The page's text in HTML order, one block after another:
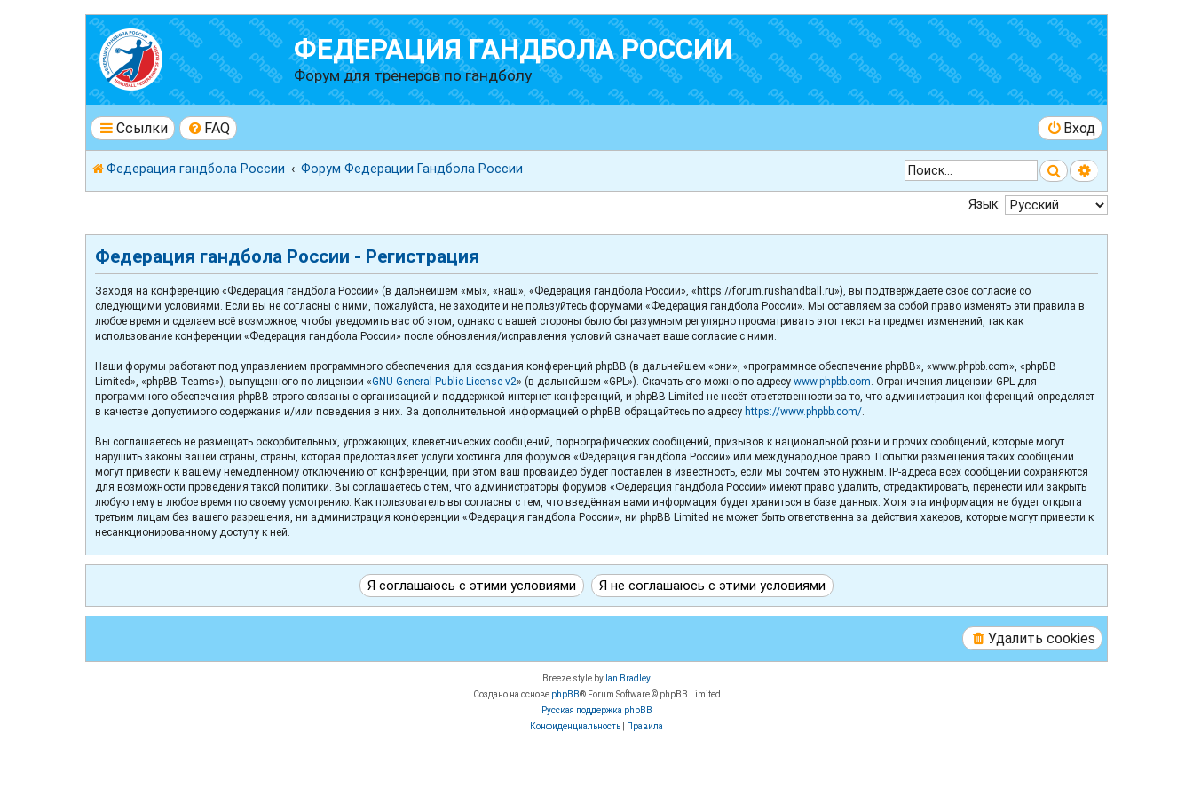
ФЕДЕРАЦИЯ ГАНДБОЛА РОССИИ
Форум для тренеров по гандболу
Ссылки FAQ Вход
Федерация гандбола России Форум Федерации Гандбола России ПоискРасширенный
Язык:
Федерация гандбола России - Регистрация
Заходя на конференцию «Федерация гандбола России» (в дальнейшем «мы», «наш», «Федерация гандбола России», «https://forum.rushandball.ru»), вы подтверждаете своё согласие со
следующими условиями. Если вы не согласны с ними, пожалуйста, не заходите и не пользуйтесь форумами «Федерация гандбола России». Мы оставляем за собой право изменять эти правила в
любое время и сделаем всё возможное, чтобы уведомить вас об этом, однако с вашей стороны было бы разумным регулярно просматривать этот текст на предмет изменений, так как
использование конференции «Федерация гандбола России» после обновления/исправления условий означает ваше согласие с ними.
Наши форумы работают под управлением программного обеспечения для создания конференций phpBB (в дальнейшем «они», «программное обеспечение phpBB», «www.phpbb.com», «phpBB
Limited», «phpBB Teams»), выпущенного по лицензии «GNU General Public License v2» (в дальнейшем «GPL»). Скачать его можно по адресу www.phpbb.com . Ограничения лицензии GPL для
программного обеспечения phpBB строго связаны с организацией и поддержкой интернет-конференций, и phpBB Limited не несёт ответственности за то, что администрация конференций определяет
в качестве допустимого содержания и/или поведения в них. За дополнительной информацией о phpBB обращайтесь по адресу https://www.phpbb.com/
Вы соглашаетесь не размещать оскорбительных, угрожающих, клеветнических сообщений, порнографических сообщений, призывов к национальной розни и прочих сообщений, которые могут
нарушить законы вашей страны, страны, которая предоставляет услуги хостинга для форумов «Федерация гандбола России» или международное право. Попытки размещения таких сообщений
могут привести к вашему немедленному отключению от конференции, при этом ваш провайдер будет поставлен в известность, если мы сочтём это нужным. IP-адреса всех сообщений сохраняются
для возможности проведения такой политики. Вы соглашаетесь с тем, что администраторы форумов «Федерация гандбола России» имеют право удалить, отредактировать, перенести или закрыть
любую тему в любое время по своему усмотрению. Как пользователь вы согласны с тем, что введённая вами информация будет храниться в базе данных. Хотя эта информация не будет открыта
третьим лицам без вашего разрешения, ни администрация конференции «Федерация гандбола России», ни phpBB Limited не может быть ответственна за действия хакеров, которые могут привести к
несанкционированному доступу к ней.
Удалить cookies
Breeze style by Ian Bradley
Создано на основе phpBB® Forum Software © phpBB Limited
Русская поддержка phpBB
Конфиденциальность
Правила